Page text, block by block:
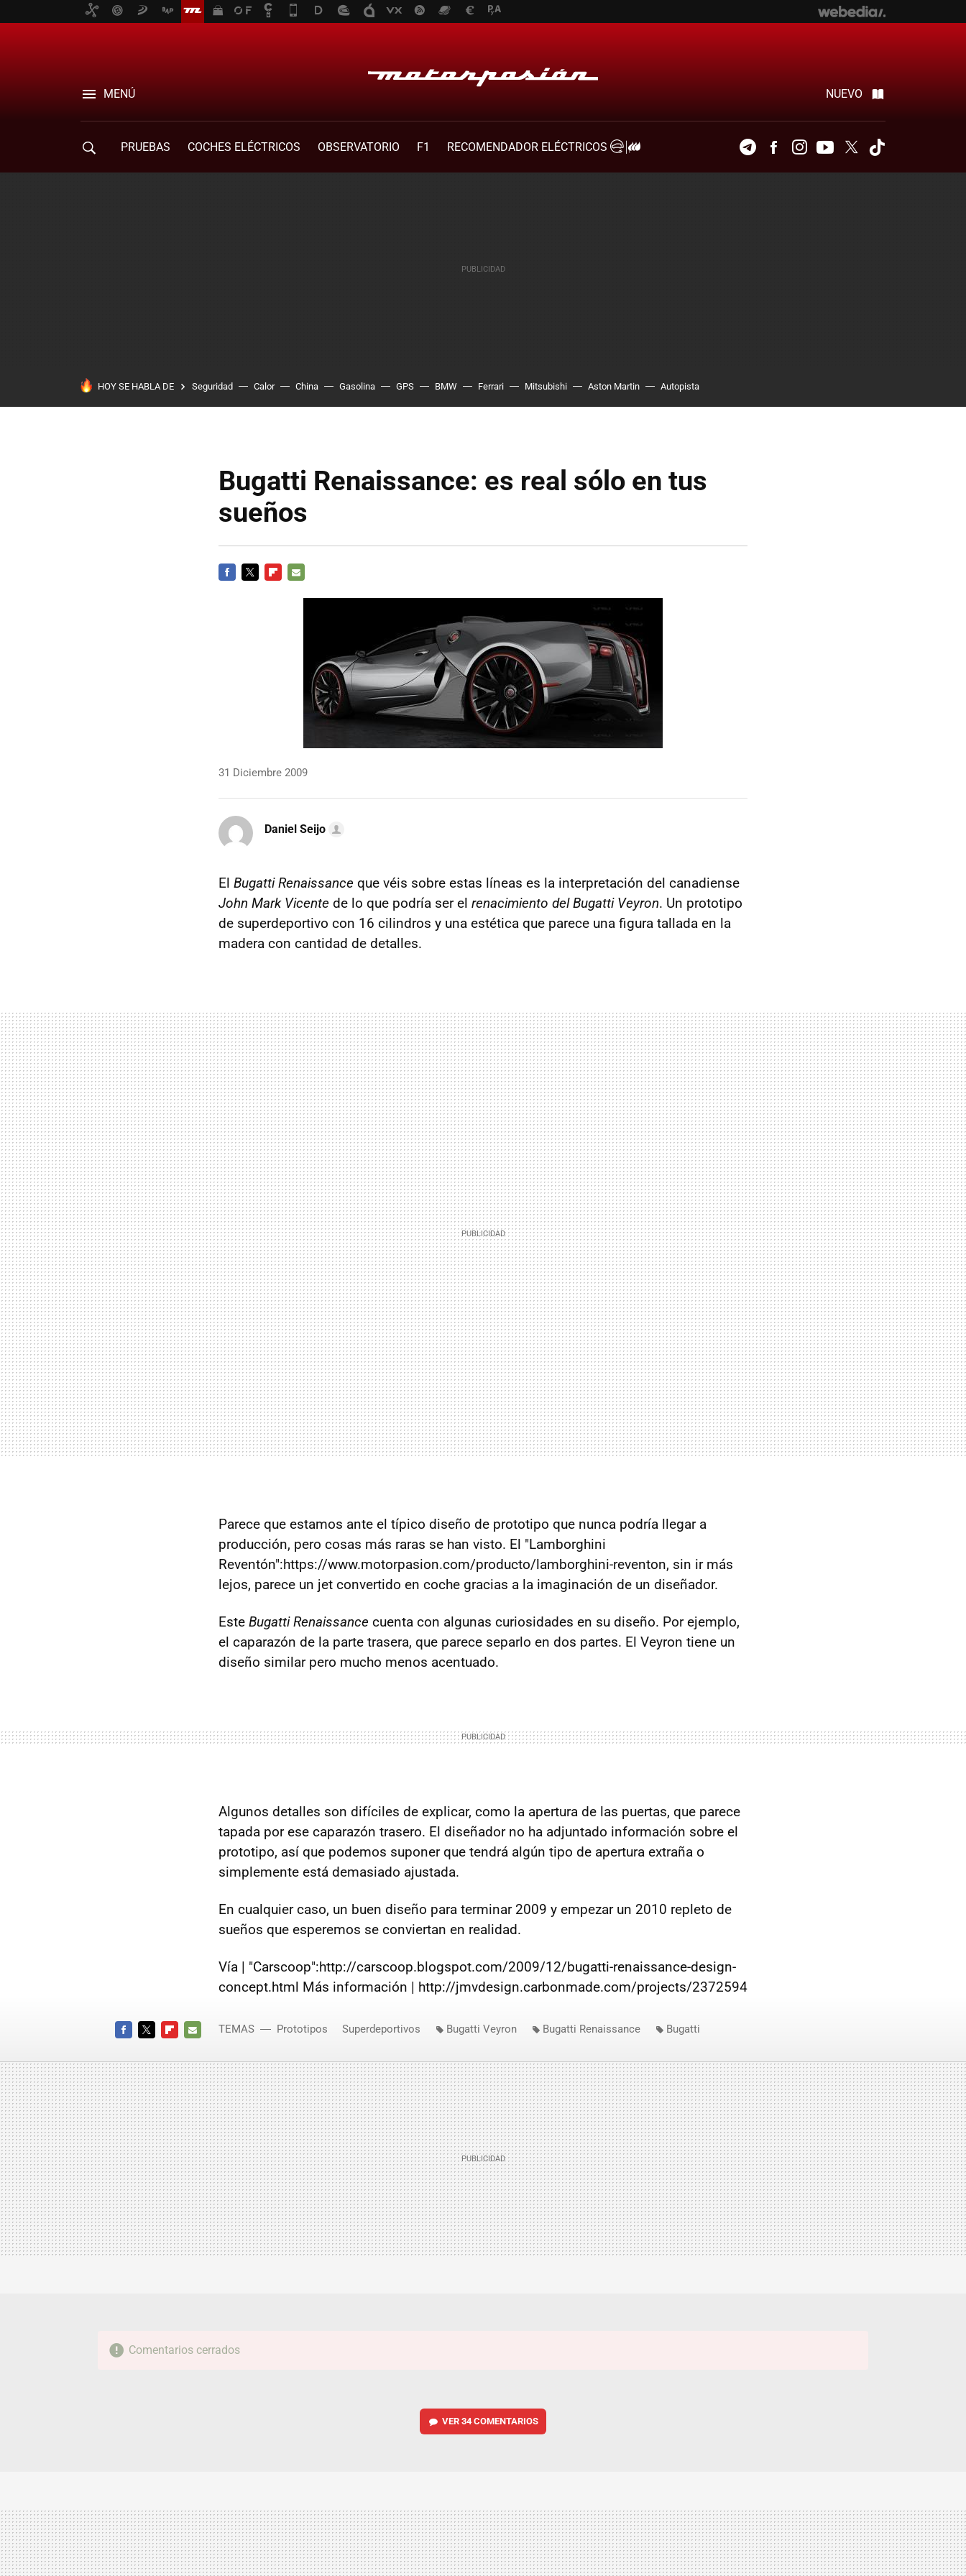
MENÚ NUEVO
PRUEBAS COCHES ELÉCTRICOS OBSERVATORIO F1
RECOMENDADOR ELÉCTRICOS
TelegramFacebookInstagramYoutubeTwitter
HOY SE HABLA DE Seguridad Calor China Gasolina GPS BMW Ferrari Mitsubishi Aston Martin Autopista
Bugatti Renaissance: es real sólo en tus
sueños
31 Diciembre 2009
Daniel Seijo
El Bugatti Renaissance que véis sobre estas líneas es la interpretación del canadiense
John Mark Vicente de lo que podría ser el renacimiento del Bugatti Veyron. Un prototipo
de superdeportivo con 16 cilindros y una estética que parece una figura tallada en la
madera con cantidad de detalles.
Parece que estamos ante el típico diseño de prototipo que nunca podría llegar a
producción, pero cosas más raras se han visto. El "Lamborghini
Reventón":https://www.motorpasion.com/producto/lamborghini-reventon, sin ir más
lejos, parece un jet convertido en coche gracias a la imaginación de un diseñador.
Este Bugatti Renaissance cuenta con algunas curiosidades en su diseño. Por ejemplo,
el caparazón de la parte trasera, que parece separlo en dos partes. El Veyron tiene un
diseño similar pero mucho menos acentuado.
Algunos detalles son difíciles de explicar, como la apertura de las puertas, que parece
tapada por ese caparazón trasero. El diseñador no ha adjuntado información sobre el
prototipo, así que podemos suponer que tendrá algún tipo de apertura extraña o
simplemente está demasiado ajustada.
En cualquier caso, un buen diseño para terminar 2009 y empezar un 2010 repleto de
sueños que esperemos se conviertan en realidad.
Vía | "Carscoop":http://carscoop.blogspot.com/2009/12/bugatti-renaissance-design-
concept.html Más información | http://jmvdesign.carbonmade.com/projects/2372594
MAIL
TEMAS Prototipos Superdeportivos Bugatti Veyron Bugatti Renaissance Bugatti
Comentarios cerrados
VER 34 COMENTARIOS